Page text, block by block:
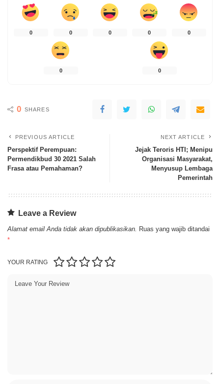
0 0 0 0 0
0 0
0 SHARES
PREVIOUS ARTICLE
Perspektif Perempuan:
Permendikbud 30 2021 Salah
Frasa atau Pemahaman?
NEXT ARTICLE
Jejak Teroris HTI; Menipu
Organisasi Masyarakat,
Menyusup Lembaga
Pemerintah
Leave a Review
Alamat email Anda tidak akan dipublikasikan. Ruas yang wajib ditandai
*
YOUR RATING